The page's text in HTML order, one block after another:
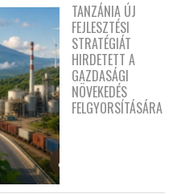
TANZÁNIA ÚJ
FEJLESZTÉSI
STRATÉGIÁT
HIRDETETT A
GAZDASÁGI
NÖVEKEDÉS
FELGYORSÍTÁSÁRA